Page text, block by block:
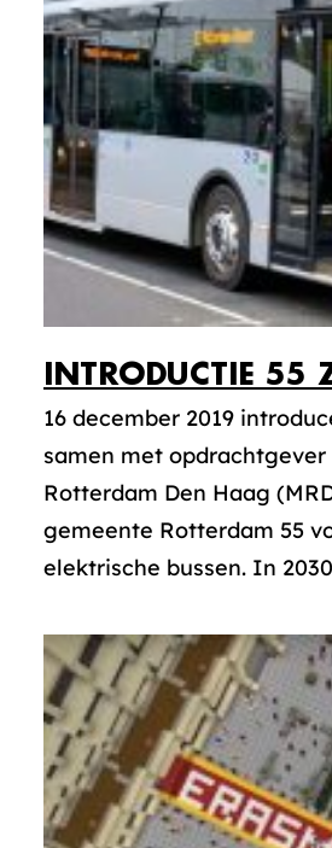
INTRODUCTIE 55
16 december 2019
samen met
Rotterdam Den Haag
gemeente Rotterdam 55
elektrische bussen. In